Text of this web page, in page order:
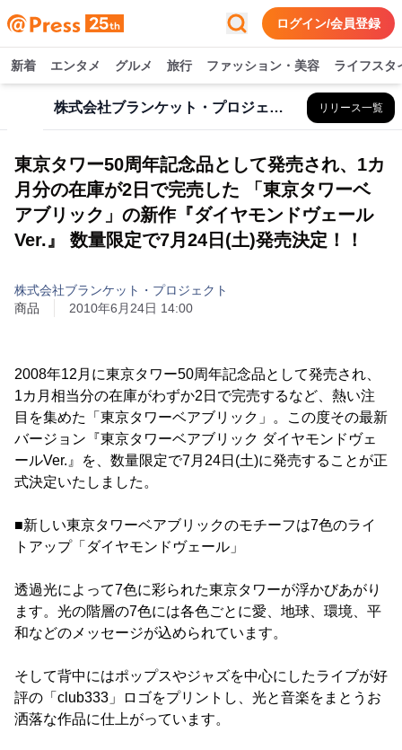
ログイン/会員登録
新着 エンタメ グルメ 旅行 ファッション・美容 ライフスタ
株式会社ブランケット・プロジェクト リリース一覧
東京タワー50周年記念品として発売され、1カ
月分の在庫が2日で完売した 「東京タワーベ
アブリック」の新作『ダイヤモンドヴェール
Ver.』 数量限定で7月24日(土)発売決定！！
株式会社ブランケット・プロジェクト
商品
2010年6月24日 14:00
2008年12月に東京タワー50周年記念品として発売され、
1カ月相当分の在庫がわずか2日で完売するなど、熱い注
目を集めた「東京タワーベアブリック」。この度その最新
バージョン『東京タワーベアブリック ダイヤモンドヴェ
ールVer.』を、数量限定で7月24日(土)に発売することが正
式決定いたしました。
■新しい東京タワーベアブリックのモチーフは7色のライ
トアップ「ダイヤモンドヴェール」
透過光によって7色に彩られた東京タワーが浮かびあがり
ます。光の階層の7色には各色ごとに愛、地球、環境、平
和などのメッセージが込められています。
そして背中にはポップスやジャズを中心にしたライブが好
評の「club333」ロゴをプリントし、光と音楽をまとうお
洒落な作品に仕上がっています。